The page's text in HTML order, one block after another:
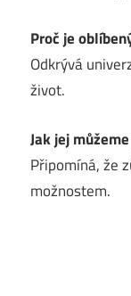
Proč je
Odkrývá
život.
Jak jej
Připomíná, že
možnostem.